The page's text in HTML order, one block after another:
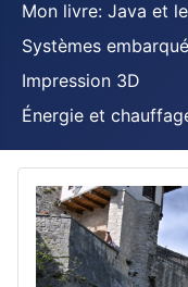
Mon livre: Java et
Systèmes
Impression 3D
Énergie et